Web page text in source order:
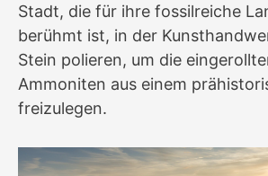
Stadt, die für ihre fossilreiche
berühmt ist, in der
Stein polieren, um die
Ammoniten aus einem
freizulegen.